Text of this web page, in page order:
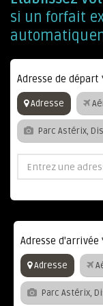
si un forfait
Adresse de départ
Adresse
Parc Astérix,
Adresse d'arrivée
Adresse
Parc Astérix,